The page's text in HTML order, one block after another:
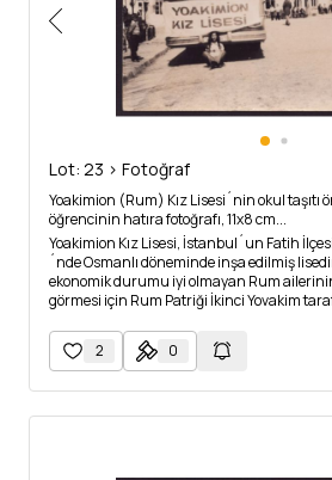
Lot: 23 > Fotoğraf
Yoakimion (Rum) Kız Lisesi´nin okul taşıtı
öğrencinin hatıra fotoğrafı, 11x8 cm...
Yoakimion Kız Lisesi, İstanbul´un Fatih
´nde Osmanlı döneminde inşa edilmiş
ekonomik durumu iyi olmayan Rum
görmesi için Rum Patriği İkinci Yovakim
inşaat tamamlanmadan vefat etmiştir.
Üçüncü Yovakim okulun inşaasına devam
inşaasında her iki Yovakim´in de katkısı
"Yoakimlerin eseri" anlamına gelen
2 0